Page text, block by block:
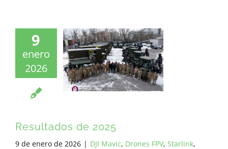
9
enero
2026
Resultados de 2025
9 de enero de 2026 | DJI Mavic, Drones FPV, Starlink,